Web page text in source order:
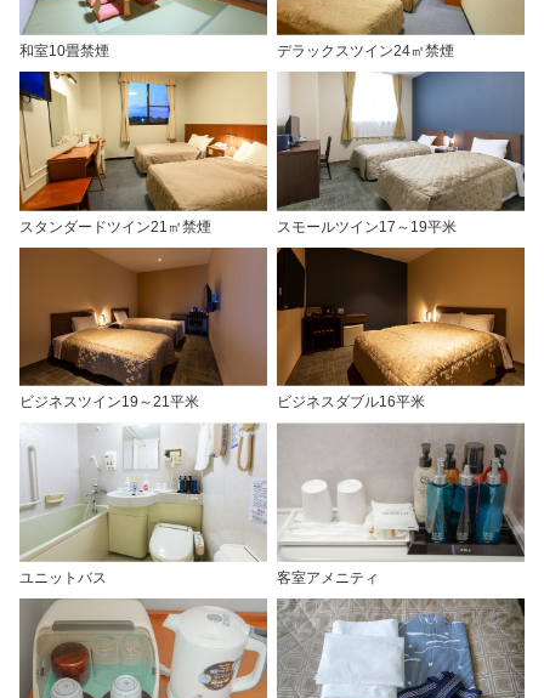
和室10畳禁煙 デラックスツイン24㎡禁煙
スタンダードツイン21㎡禁煙 スモールツイン17～19平米
ビジネスツイン19～21平米 ビジネスダブル16平米
ユニットバス 客室アメニティ